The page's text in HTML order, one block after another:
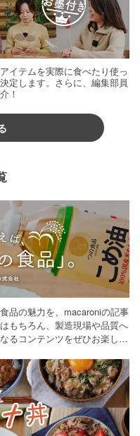
イテムを実際に食べたり使っ
定します。さらに、編集部員
！
品の魅力を、macaroniの記事
もちろん、製造現場や品質へ
るコンテンツをぜひお楽しみ